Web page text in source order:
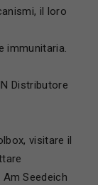
il loro
immunitaria.
Distributore
visitare il
Am Seedeich